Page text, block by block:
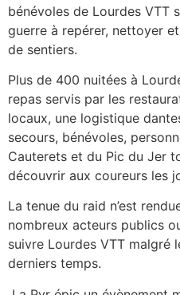
bénévoles de Lourdes VTT
guerre à repérer, nettoyer
de sentiers.
Plus de 400 nuitées à
repas servis par les
locaux, une logistique
secours, bénévoles,
Cauterets et du Pic du Jer
découvrir aux coureurs les
La tenue du raid n’est
nombreux acteurs publics
suivre Lourdes VTT malgré
derniers temps.